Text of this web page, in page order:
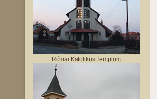
Római Katolikus Templom